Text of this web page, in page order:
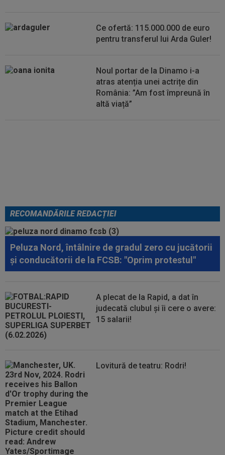
Ce ofertă: 115.000.000 de euro
pentru transferul lui Arda Guler!
Noul portar de la Dinamo i-a
atras atenția unei actrițe din
România: ”Am fost împreună în
altă viață”
RECOMANDĂRILE REDACȚIEI
Peluza Nord, întâlnire de gradul zero cu jucătorii
și conducătorii de la FCSB: "Oprim protestul"
A plecat de la Rapid, a dat în
judecată clubul și îi cere o avere:
15 salarii!
Lovitură de teatru: Rodri!